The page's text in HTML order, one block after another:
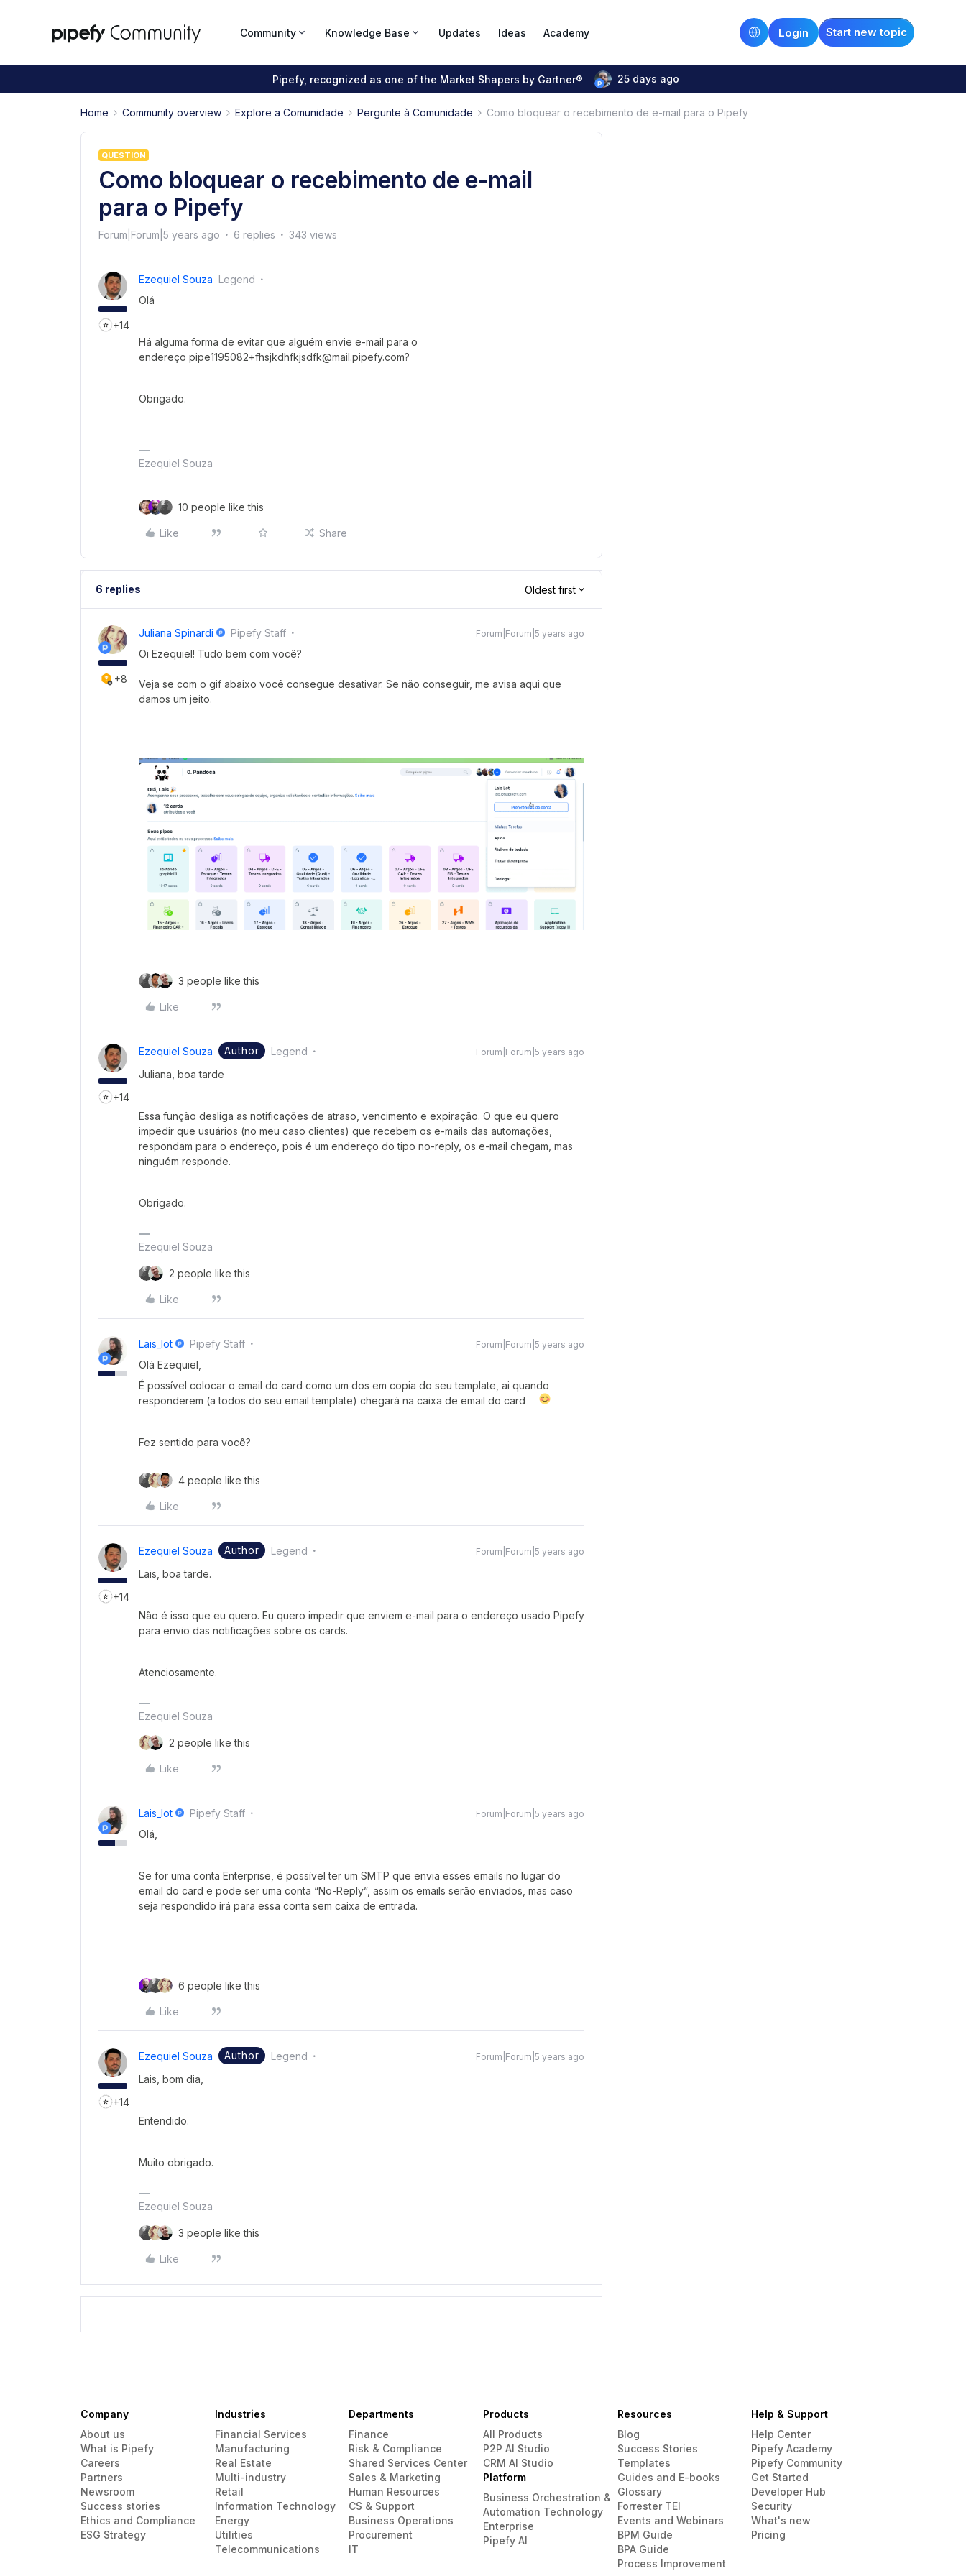
Community Knowledge Base Updates Ideas Academy Start new topic
Login
Pipefy, recognized as one of the Market Shapers by Gartner® 25 days ago
Home Community overview Explore a Comunidade Pergunte à Comunidade Como bloquear o recebimento de e-mail para o Pipefy
QUESTION
Como bloquear o recebimento de e-mail
para o Pipefy
Forum|Forum|5 years ago 6 replies 343 views
+14
Ezequiel Souza Legend
Olá
Há alguma forma de evitar que alguém envie e-mail para o
endereço pipe1195082+fhsjkdhfkjsdfk@mail.pipefy.com?
Obrigado.
Ezequiel Souza
10 people like this
Like Share
6 replies Oldest first
+8
Juliana Spinardi Pipefy Staff Forum|Forum|5 years ago
Oi Ezequiel! Tudo bem com você?
Veja se com o gif abaixo você consegue desativar. Se não conseguir, me avisa aqui que
damos um jeito.
3 people like this
Like
+14
Ezequiel Souza Author Legend Forum|Forum|5 years ago
Juliana, boa tarde
Essa função desliga as notificações de atraso, vencimento e expiração. O que eu quero
impedir que usuários (no meu caso clientes) que recebem os e-mails das automações,
respondam para o endereço, pois é um endereço do tipo no-reply, os e-mail chegam, mas
ninguém responde.
Obrigado.
Ezequiel Souza
2 people like this
Like
Lais_lot Pipefy Staff Forum|Forum|5 years ago
Olá Ezequiel,
É possível colocar o email do card como um dos em copia do seu template, ai quando
responderem (a todos do seu email template) chegará na caixa de email do card
Fez sentido para você?
4 people like this
Like
+14
Ezequiel Souza Author Legend Forum|Forum|5 years ago
Lais, boa tarde.
Não é isso que eu quero. Eu quero impedir que enviem e-mail para o endereço usado Pipefy
para envio das notificações sobre os cards.
Atenciosamente.
Ezequiel Souza
2 people like this
Like
Lais_lot Pipefy Staff Forum|Forum|5 years ago
Olá,
Se for uma conta Enterprise, é possível ter um SMTP que envia esses emails no lugar do
email do card e pode ser uma conta “No-Reply”, assim os emails serão enviados, mas caso
seja respondido irá para essa conta sem caixa de entrada.
6 people like this
Like
+14
Ezequiel Souza Author Legend Forum|Forum|5 years ago
Lais, bom dia,
Entendido.
Muito obrigado.
Ezequiel Souza
3 people like this
Like
Company
About us
What is Pipefy
Careers
Partners
Newsroom
Success stories
Ethics and Compliance
ESG Strategy
Industries
Financial Services
Manufacturing
Real Estate
Multi-industry
Retail
Information Technology
Energy
Utilities
Telecommunications
Departments
Finance
Risk & Compliance
Shared Services Center
Sales & Marketing
Human Resources
CS & Support
Business Operations
Procurement
IT
Products
All Products
P2P AI Studio
CRM AI Studio
Platform
Business Orchestration &
Automation Technology
Enterprise
Pipefy AI
Resources
Blog
Success Stories
Templates
Guides and E-books
Glossary
Forrester TEI
Events and Webinars
BPM Guide
BPA Guide
Process Improvement
Help & Support
Help Center
Pipefy Academy
Pipefy Community
Get Started
Developer Hub
Security
What's new
Pricing